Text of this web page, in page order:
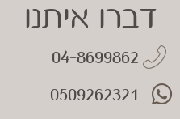
דברו איתנו
04-8699862
0509262321